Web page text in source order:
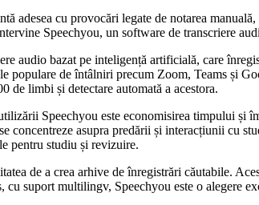
adesea cu provocări legate de notarea
Speechyou, un software de transcriere
audio bazat pe inteligență artificială, care
populare de întâlniri precum Zoom, Teams și
de limbi și detectare automată a acestora.
Speechyou este economisirea timpului și
concentreze asupra predării și interacțiunii
pentru studiu și revizuire.
de a crea arhive de înregistrări căutabile.
cu suport multilingv, Speechyou este o alegere